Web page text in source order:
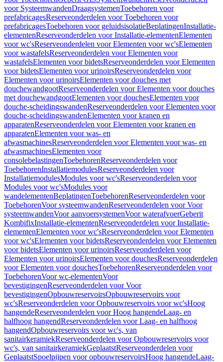
voor SysteemwandenDraagsystemenToebehoren voor
prefabricagesReserveonderdelen voor Toebehoren voor
prefabricagesToebehoren voor geluidsisolatieBeplatingenInstallatie-
elementenReserveonderdelen voor Installatie-elementenElementen
voor wc'sReserveonderdelen voor Elementen voor wc'sElementen
voor wastafelsReserveonderdelen voor Elementen voor
wastafelsElementen voor bidetsReserveonderdelen voor Elementen
voor bidetsElementen voor urinoirsReserveonderdelen voor
Elementen voor urinoirsElementen voor douches met
douchewandgootReserveonderdelen voor Elementen voor douches
met douchewandgootElementen voor douchesElementen voor
douche-scheidingswandenReserveonderdelen voor Elementen voor
douche-scheidingswandenElementen voor kranen en
apparatenReserveonderdelen voor Elementen voor kranen en
apparatenElementen voor was- en
afwasmachinesReserveonderdelen voor Elementen voor was- en
afwasmachinesElementen voor
consolebelastingenToebehorenReserveonderdelen voor
ToebehorenInstallatiemodulesReserveonderdelen voor
InstallatiemodulesModules voor wc'sReserveonderdelen voor
Modules voor wc'sModules voor
wandelementenBeplatingenToebehorenReserveonderdelen voor
ToebehorenVoor systeemwandenReserveonderdelen voor Voor
systeemwandenVoor aanvoersystemenVoor waterafvoerGeberit
KombifixInstallatie-elementenReserveonderdelen voor Installatie-
elementenElementen voor wc'sReserveonderdelen voor Elementen
voor wc'sElementen voor bidetsReserveonderdelen voor Elementen
voor bidetsElementen voor urinoirsReserveonderdelen voor
Elementen voor urinoirsElementen voor douchesReserveonderdelen
voor Elementen voor douchesToebehorenReserveonderdelen voor
ToebehorenVoor wc-elementenVoor
bevestigingenReserveonderdelen voor Voor
bevestigingenOpbouwreservoirsOpbouwreservoirs voor
wc'sReserveonderdelen voor Opbouwreservoirs voor wc'sHoog
hangendeReserveonderdelen voor Hoog hangendeLaag- en
halfhoog hangendReserveonderdelen voor Laag- en halfhoog
hangendOpbouwreservoirs voor wc's, van
sanitairkeramiekReserveonderdelen voor Opbouwreservoirs voor
wc's, van sanitairkeramiekGeplaatstReserveonderdelen voor
GeplaatstSpoelpijpen voor opbouwreservoirsHoog hangendeLaag-